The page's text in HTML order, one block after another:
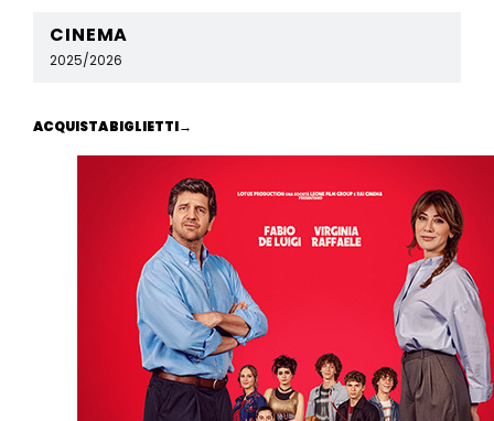
CINEMA
2025/2026
ACQUISTA BIGLIETTI→